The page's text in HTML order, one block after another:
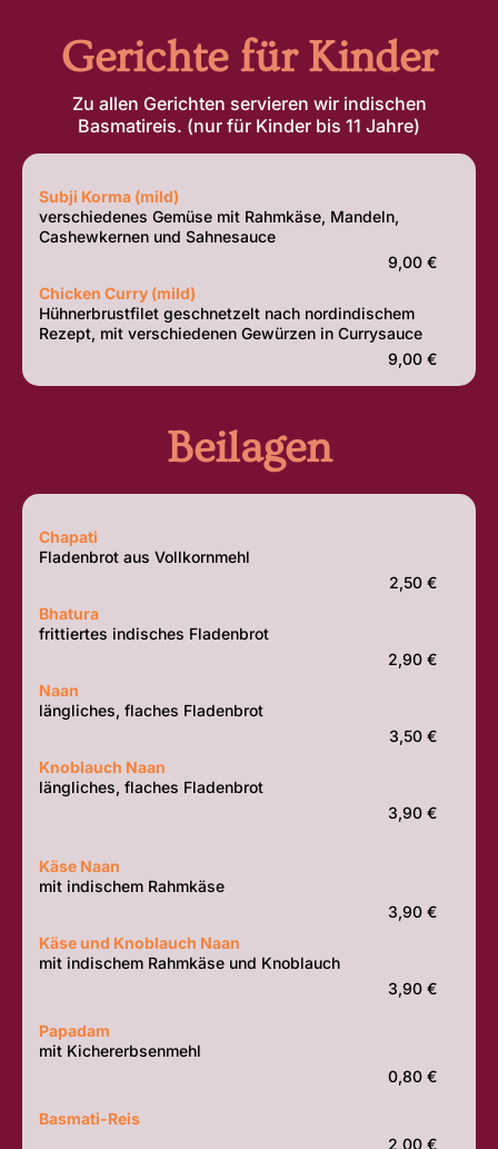
Gerichte für Kinder
Zu allen Gerichten servieren wir indischen
Basmatireis. (nur für Kinder bis 11 Jahre)
Subji Korma (mild)
verschiedenes Gemüse mit Rahmkäse, Mandeln,
Cashewkernen und Sahnesauce
9,00 €
Chicken Curry (mild)
Hühnerbrustfilet geschnetzelt nach nordindischem
Rezept, mit verschiedenen Gewürzen in Currysauce
9,00 €
Beilagen
Chapati
Fladenbrot aus Vollkornmehl
2,50 €
Bhatura
frittiertes indisches Fladenbrot
2,90 €
Naan
längliches, flaches Fladenbrot
3,50 €
Knoblauch Naan
längliches, flaches Fladenbrot
3,90 €
Käse Naan
mit indischem Rahmkäse
3,90 €
Käse und Knoblauch Naan
mit indischem Rahmkäse und Knoblauch
3,90 €
Papadam
mit Kichererbsenmehl
0,80 €
Basmati-Reis
2,00 €